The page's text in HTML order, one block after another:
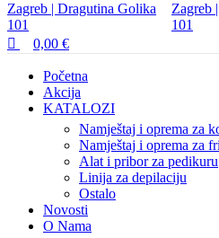
0,00 €
Početna
Akcija
KATALOZI
Namještaj i oprema za
Namještaj i oprema za
Alat i pribor za pedikuru
Linija za depilaciju
Ostalo
Novosti
O Nama